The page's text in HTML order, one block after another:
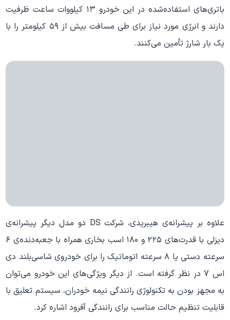
باتری‌های استفاده‌شده در این خودرو ۱۳ کیلووات ساعت ظرفیت
دارند و انرژی مورد نیاز برای طی مسافت بیش از ۵۹ کیلومتر را با
یک بار شارژ تأمین می‌کنند.
علاوه بر پیشرانه‌ی هیبریدی، شرکت DS دو مدل دیگر پیشرانه‌ی
دیزلی با قدرت‌های ۲۲۵ و ۱۸۰ اسب بخاری همراه با جعبه‌دنده‌ی ۶
سرعته دستی یا ۸ سرعته اتوماتیک را برای خودروی شاسی‌بلند دی
اس 7 در نظر گرفته است. از دیگر ویژگی‌های این خودرو می‌توان
به مجهز بودن به تکنولوژی رانندگی نیمه خودران، سیستم تعلیق با
قابلیت تنظیم حالت مناسب برای رانندگی آفرود اشاره کرد.